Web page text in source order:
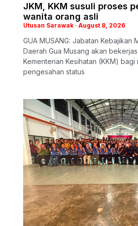
JKM, KKM susuli proses
wanita orang asli
Utusan Sarawak August 8, 2026
GUA MUSANG: Jabatan Kebajikan
Daerah Gua Musang akan
Kementerian Kesihatan (KKM)
pengesahan status